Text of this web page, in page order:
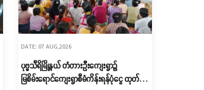
DATE: 07 AUG,2026
ပုဗ္ဗသီရိမြို့နယ် တံတားဦးကျေးရွာ၌
မြစိမ်းရောင်ကျေးရွာစီမံကိန်းရန်ပုံငွေ ထုတ်